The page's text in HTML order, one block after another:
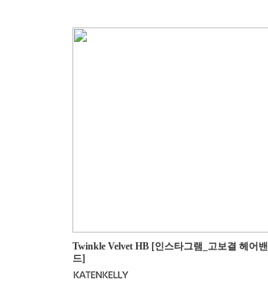
Twinkle Velvet HB [인스타그램_고보결 헤어밴
드]